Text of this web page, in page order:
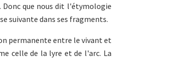
que nous dit l'étymologie
suivante dans ses fragments.
permanente entre le vivant et
celle de la lyre et de l'arc. La